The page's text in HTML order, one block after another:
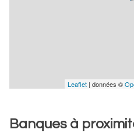
Leaflet | données ©
Banques à